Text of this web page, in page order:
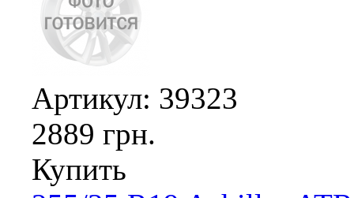
Артикул: 39323
2889 грн.
Купить